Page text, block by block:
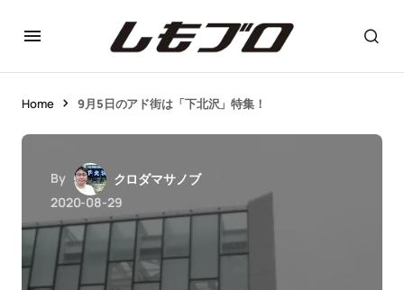
Home 9月5日のアド街は「下北沢」特集！
By
クロダマサノブ
2020-08-29